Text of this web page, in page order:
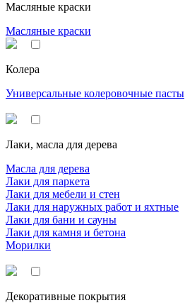
Масляные краски
Масляные краски
Колера
Универсальные колеровочные пасты
Лаки, масла для дерева
Масла для дерева
Лаки для паркета
Лаки для мебели и стен
Лаки для наружных работ и яхтные
Лаки для бани и сауны
Лаки для камня и бетона
Морилки
Декоративные покрытия